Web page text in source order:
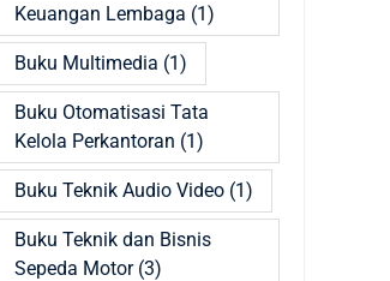
Keuangan Lembaga (1)
Buku Multimedia (1)
Buku Otomatisasi Tata
Kelola Perkantoran (1)
Buku Teknik Audio Video(1)
Buku Teknik dan Bisnis
Sepeda Motor(3)